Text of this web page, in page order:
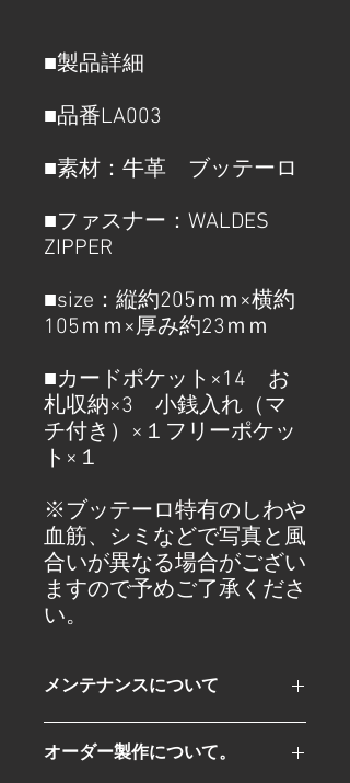
■製品詳細
■品番LA003
■素材：牛革 ブッテーロ
■ファスナー：WALDES
ZIPPER
■size：縦約205ｍｍ×横約
105ｍｍ×厚み約23ｍｍ
■カードポケット×14 お
札収納×3 小銭入れ（マ
チ付き）×１フリーポケッ
ト×１
※ブッテーロ特有のしわや
血筋、シミなどで写真と風
合いが異なる場合がござい
ますので予めご了承くださ
い。
メンテナンスについて
我々BURTMUNROはお客様に当ブラン
オーダー製作について。